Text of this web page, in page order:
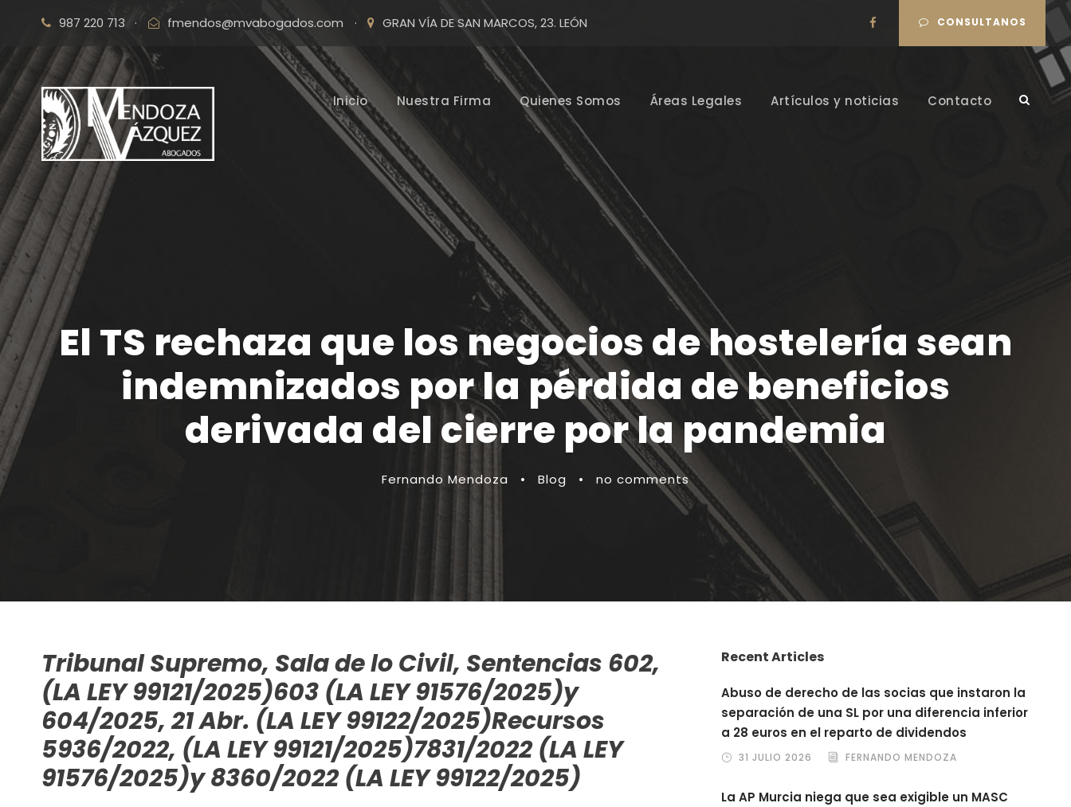
987 220 713 · fmendos@mvabogados.com · GRAN VÍA DE SAN MARCOS, 23. LEÓN CONSULTANOS
Inicio Nuestra Firma Quienes Somos Áreas Legales Artículos y noticias Contacto
El TS rechaza que los negocios de hostelería sean
indemnizados por la pérdida de beneficios
derivada del cierre por la pandemia
Fernando Mendoza • Blog • no comments
Tribunal Supremo, Sala de lo Civil, Sentencias 602,
(LA LEY 99121/2025)603 (LA LEY 91576/2025)y
604/2025, 21 Abr. (LA LEY 99122/2025)Recursos
5936/2022, (LA LEY 99121/2025)7831/2022 (LA LEY
91576/2025)y 8360/2022 (LA LEY 99122/2025)
Recent Articles
Abuso de derecho de las socias que instaron la
separación de una SL por una diferencia inferior
a 28 euros en el reparto de dividendos
31 JULIO 2026 FERNANDO MENDOZA
La AP Murcia niega que sea exigible un MASC